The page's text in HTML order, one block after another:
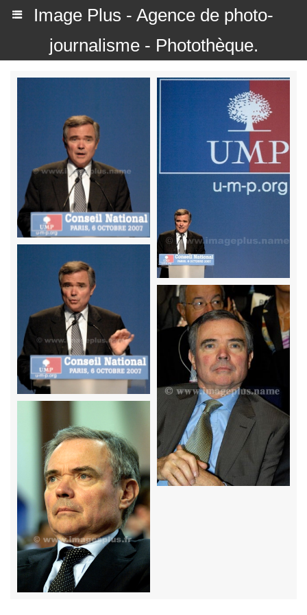
Image Plus - Agence de photo-
journalisme - Photothèque.